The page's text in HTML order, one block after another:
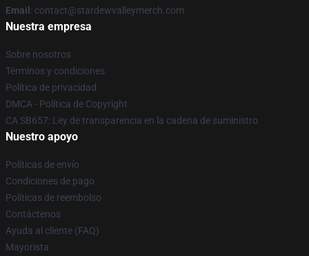
Email : contact@stardewvalleymerch.com
Nuestra empresa
Sobre nosotros
Términos y condiciones
Política de privacidad
DMCA - Política de Copyright
CA SB657: Ley de transparencia en la cadena de suministro
Nuestro apoyo
Políticas de envío
Condiciones de pago
Políticas de reembolso
Contáctenos
Ayuda al cliente (FAQ)
Mayorista